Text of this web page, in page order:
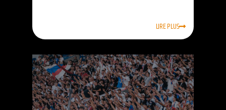
LIRE PLUS